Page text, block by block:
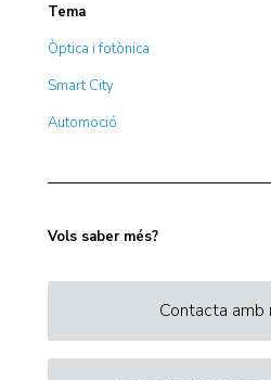
Tema
Òptica i fotònica
Smart City
Automoció
Vols saber més?
Contacta amb